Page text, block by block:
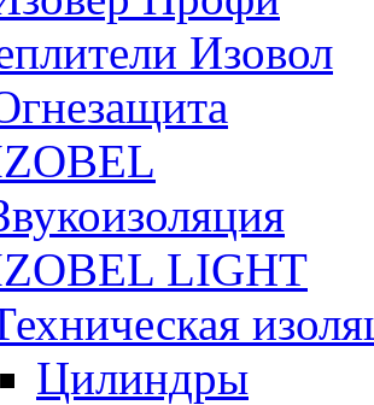
Изовол
LIGHT
Цилиндры